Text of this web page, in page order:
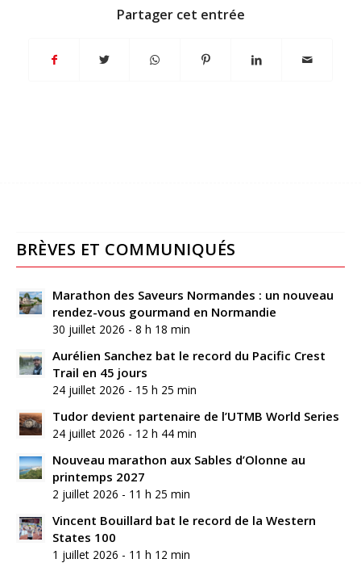
Partager cet entrée
BRÈVES ET COMMUNIQUÉS
Marathon des Saveurs Normandes : un nouveau
rendez-vous gourmand en Normandie
30 juillet 2026 - 8 h 18 min
Aurélien Sanchez bat le record du Pacific Crest
Trail en 45 jours
24 juillet 2026 - 15 h 25 min
Tudor devient partenaire de l’UTMB World Series
24 juillet 2026 - 12 h 44 min
Nouveau marathon aux Sables d’Olonne au
printemps 2027
2 juillet 2026 - 11 h 25 min
Vincent Bouillard bat le record de la Western
States 100
1 juillet 2026 - 11 h 12 min